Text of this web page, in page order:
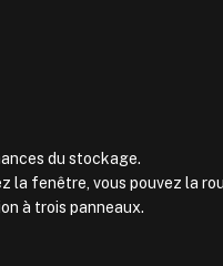
du stockage.
la fenêtre, vous pouvez la
à trois panneaux.